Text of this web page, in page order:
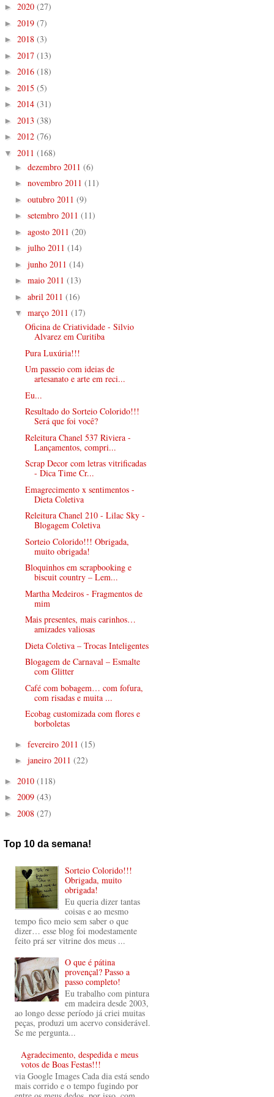
► 2020 (27)
► 2019 (7)
► 2018 (3)
► 2017 (13)
► 2016 (18)
► 2015 (5)
► 2014 (31)
► 2013 (38)
► 2012 (76)
▼ 2011 (168)
► dezembro 2011 (6)
► novembro 2011 (11)
► outubro 2011 (9)
► setembro 2011 (11)
► agosto 2011 (20)
► julho 2011 (14)
► junho 2011 (14)
► maio 2011 (13)
► abril 2011 (16)
▼ março 2011 (17)
Oficina de Criatividade - Silvio
Alvarez em Curitiba
Pura Luxúria!!!
Um passeio com ideias de
artesanato e arte em reci...
Eu...
Resultado do Sorteio Colorido!!!
Será que foi você?
Releitura Chanel 537 Riviera -
Lançamentos, compri...
Scrap Decor com letras vitrificadas
- Dica Time Cr...
Emagrecimento x sentimentos -
Dieta Coletiva
Releitura Chanel 210 - Lilac Sky -
Blogagem Coletiva
Sorteio Colorido!!! Obrigada,
muito obrigada!
Bloquinhos em scrapbooking e
biscuit country – Lem...
Martha Medeiros - Fragmentos de
mim
Mais presentes, mais carinhos…
amizades valiosas
Dieta Coletiva – Trocas Inteligentes
Blogagem de Carnaval – Esmalte
com Glitter
Café com bobagem… com fofura,
com risadas e muita ...
Ecobag customizada com flores e
borboletas
► fevereiro 2011 (15)
► janeiro 2011 (22)
► 2010 (118)
► 2009 (43)
► 2008 (27)
Top 10 da semana!
Sorteio Colorido!!!
Obrigada, muito
obrigada!
Eu queria dizer tantas
coisas e ao mesmo
tempo fico meio sem saber o que
dizer… esse blog foi modestamente
feito prá ser vitrine dos meus ...
O que é pátina
provençal? Passo a
passo completo!
Eu trabalho com pintura
em madeira desde 2003,
ao longo desse período já criei muitas
peças, produzi um acervo considerável.
Se me pergunta...
Agradecimento, despedida e meus
votos de Boas Festas!!!
via Google Images Cada dia está sendo
mais corrido e o tempo fugindo por